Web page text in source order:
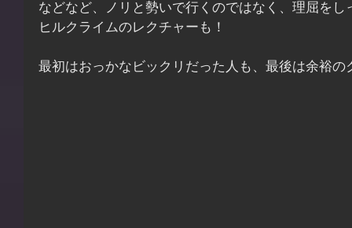
などなど、ノリと勢いで行くのではなく、理屈を
ヒルクライムのレクチャーも！
最初はおっかなビックリだった人も、最後は余裕